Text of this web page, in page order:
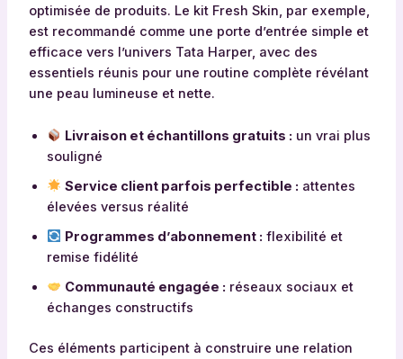
optimisée de produits. Le kit Fresh Skin, par exemple,
est recommandé comme une porte d’entrée simple et
efficace vers l’univers Tata Harper, avec des
essentiels réunis pour une routine complète révélant
une peau lumineuse et nette.
Livraison et échantillons gratuits : un vrai plus
souligné
Service client parfois perfectible : attentes
élevées versus réalité
Programmes d’abonnement : flexibilité et
remise fidélité
Communauté engagée : réseaux sociaux et
échanges constructifs
Ces éléments participent à construire une relation